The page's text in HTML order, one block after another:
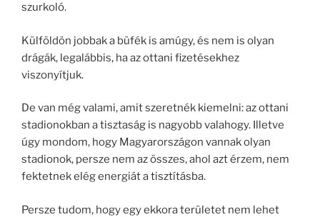
szurkoló.
Külföldön jobbak a büfék is amúgy, és nem is olyan
drágák, legalábbis, ha az ottani fizetésekhez
viszonyítjuk.
De van még valami, amit szeretnék kiemelni: az ottani
stadionokban a tisztaság is nagyobb valahogy. Illetve
úgy mondom, hogy Magyarországon vannak olyan
stadionok, persze nem az összes, ahol azt érzem, nem
fektetnek elég energiát a tisztításba.
Persze tudom, hogy egy ekkora területet nem lehet